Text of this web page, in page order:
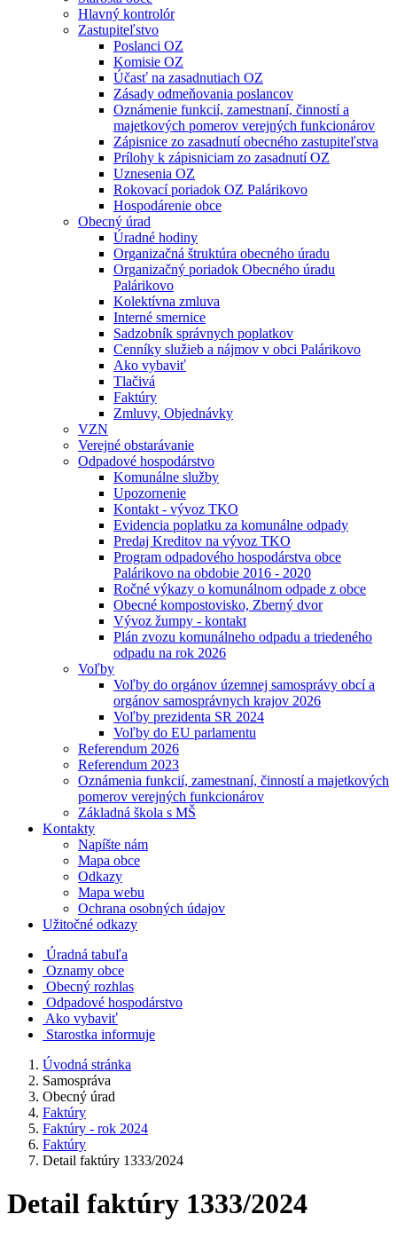
Hlavný kontrolór
Zastupiteľstvo
Poslanci OZ
Komisie OZ
Účasť na zasadnutiach OZ
Zásady odmeňovania poslancov
Oznámenie funkcií, zamestnaní, činností a
majetkových pomerov verejných funkcionárov
Zápisnice zo zasadnutí obecného zastupiteľstva
Prílohy k zápisniciam zo zasadnutí OZ
Uznesenia OZ
Rokovací poriadok OZ Palárikovo
Hospodárenie obce
Obecný úrad
Úradné hodiny
Organizačná štruktúra obecného úradu
Organizačný poriadok Obecného úradu
Palárikovo
Kolektívna zmluva
Interné smernice
Sadzobník správnych poplatkov
Cenníky služieb a nájmov v obci Palárikovo
Ako vybaviť
Tlačivá
Faktúry
Zmluvy, Objednávky
VZN
Verejné obstarávanie
Odpadové hospodárstvo
Komunálne služby
Upozornenie
Kontakt - vývoz TKO
Evidencia poplatku za komunálne odpady
Predaj Kreditov na vývoz TKO
Program odpadového hospodárstva obce
Palárikovo na obdobie 2016 - 2020
Ročné výkazy o komunálnom odpade z obce
Obecné kompostovisko, Zberný dvor
Vývoz žumpy - kontakt
Plán zvozu komunálneho odpadu a triedeného
odpadu na rok 2026
Voľby
Voľby do orgánov územnej samosprávy obcí a
orgánov samosprávnych krajov 2026
Voľby prezidenta SR 2024
Voľby do EU parlamentu
Referendum 2026
Referendum 2023
Oznámenia funkcií, zamestnaní, činností a majetkových
pomerov verejných funkcionárov
Základná škola s MŠ
Kontakty
Napíšte nám
Mapa obce
Odkazy
Mapa webu
Ochrana osobných údajov
Užitočné odkazy
Úradná tabuľa
Oznamy obce
Obecný rozhlas
Odpadové hospodárstvo
Ako vybaviť
Starostka informuje
Úvodná stránka
Samospráva
Obecný úrad
Faktúry
Faktúry - rok 2024
Faktúry
Detail faktúry 1333/2024
Detail faktúry 1333/2024